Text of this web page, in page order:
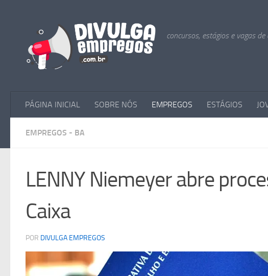
concursos, estágios e vagas
PÁGINA INICIAL SOBRE NÓS EMPREGOS ESTÁGIOS
EMPREGOS - BA
LENNY Niemeyer abre
Caixa
POR DIVULGA EMPREGOS